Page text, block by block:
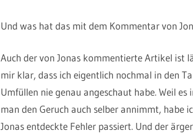
Und was hat das mit dem Kommentar von
Auch der von Jonas kommentierte Artikel ist
mir klar, dass ich eigentlich nochmal in den
Umfüllen nie genau angeschaut habe. Weil
man den Geruch auch selber annimmt, habe
Jonas entdeckte Fehler passiert. Und der